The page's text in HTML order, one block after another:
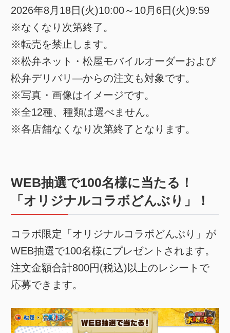
2026年8月18日(火)10:00～10月6日(火)9:59
※なくなり次第終了。
※転売を禁止します。
※松弁ネット・松屋モバイルオーダーおよび
松弁デリバリ―からの注文も対象です。
※写真・画像はイメージです。
※全12種、種類は選べません。
※各店舗なくなり次第終了となります。
WEB抽選で100名様に当たる！
「オリジナルコラボどんぶり」！
コラボ限定「オリジナルコラボどんぶり」が
WEB抽選で100名様にプレゼントされます。
注文金額合計800円(税込)以上のレシートで
応募できます。